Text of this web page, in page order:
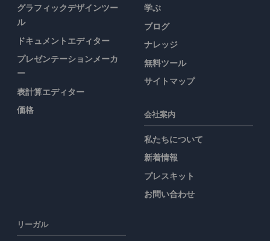
グラフィックデザインツー
ル
ドキュメントエディター
プレゼンテーションメーカ
ー
表計算エディター
価格
学ぶ
ブログ
ナレッジ
無料ツール
サイトマップ
会社案内
私たちについて
新着情報
プレスキット
お問い合わせ
リーガル